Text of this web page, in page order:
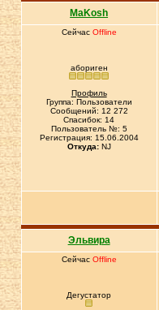
MaKosh
Сейчас Offline
абориген
Профиль
Группа: Пользователи
Сообщений: 12 272
Спасибок: 14
Пользователь №: 5
Регистрация: 15.06.2004
Откуда:NJ
Эльвира
Сейчас Offline
Дегустатор